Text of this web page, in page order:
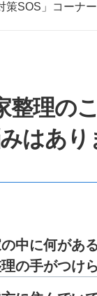
ーン
整理の
はあり
中に何があ
の手がつけ